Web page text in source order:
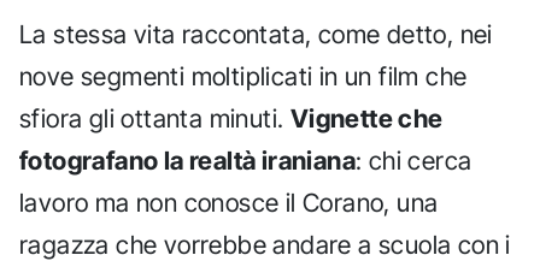
La stessa vita raccontata, come detto, nei
nove segmenti moltiplicati in un film che
sfiora gli ottanta minuti. Vignette che
fotografano la realtà iraniana: chi cerca
lavoro ma non conosce il Corano, una
ragazza che vorrebbe andare a scuola con i